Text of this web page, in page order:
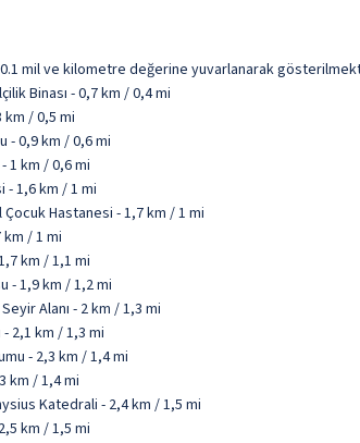
0.1 mil ve kilometre değerine yuvarlanarak
Binası - 0,7 km / 0,4 mi
km / 0,5 mi
- 0,9 km / 0,6 mi
1 km / 0,6 mi
- 1,6 km / 1 mi
Hastanesi - 1,7 km / 1 mi
/ 1 mi
km / 1,1 mi
- 1,9 km / 1,2 mi
Alanı - 2 km / 1,3 mi
2,1 km / 1,3 mi
- 2,3 km / 1,4 mi
km / 1,4 mi
Katedrali - 2,4 km / 1,5 mi
km / 1,5 mi